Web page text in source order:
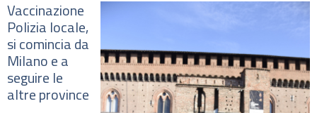
Vaccinazione
Polizia locale,
si comincia da
Milano e a
seguire le
altre province